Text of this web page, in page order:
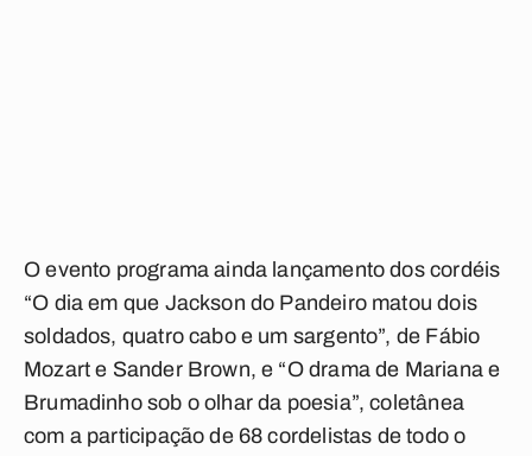
O evento programa ainda lançamento dos cordéis
“O dia em que Jackson do Pandeiro matou dois
soldados, quatro cabo e um sargento”, de Fábio
Mozart e Sander Brown, e “O drama de Mariana e
Brumadinho sob o olhar da poesia”, coletânea
com a participação de 68 cordelistas de todo o